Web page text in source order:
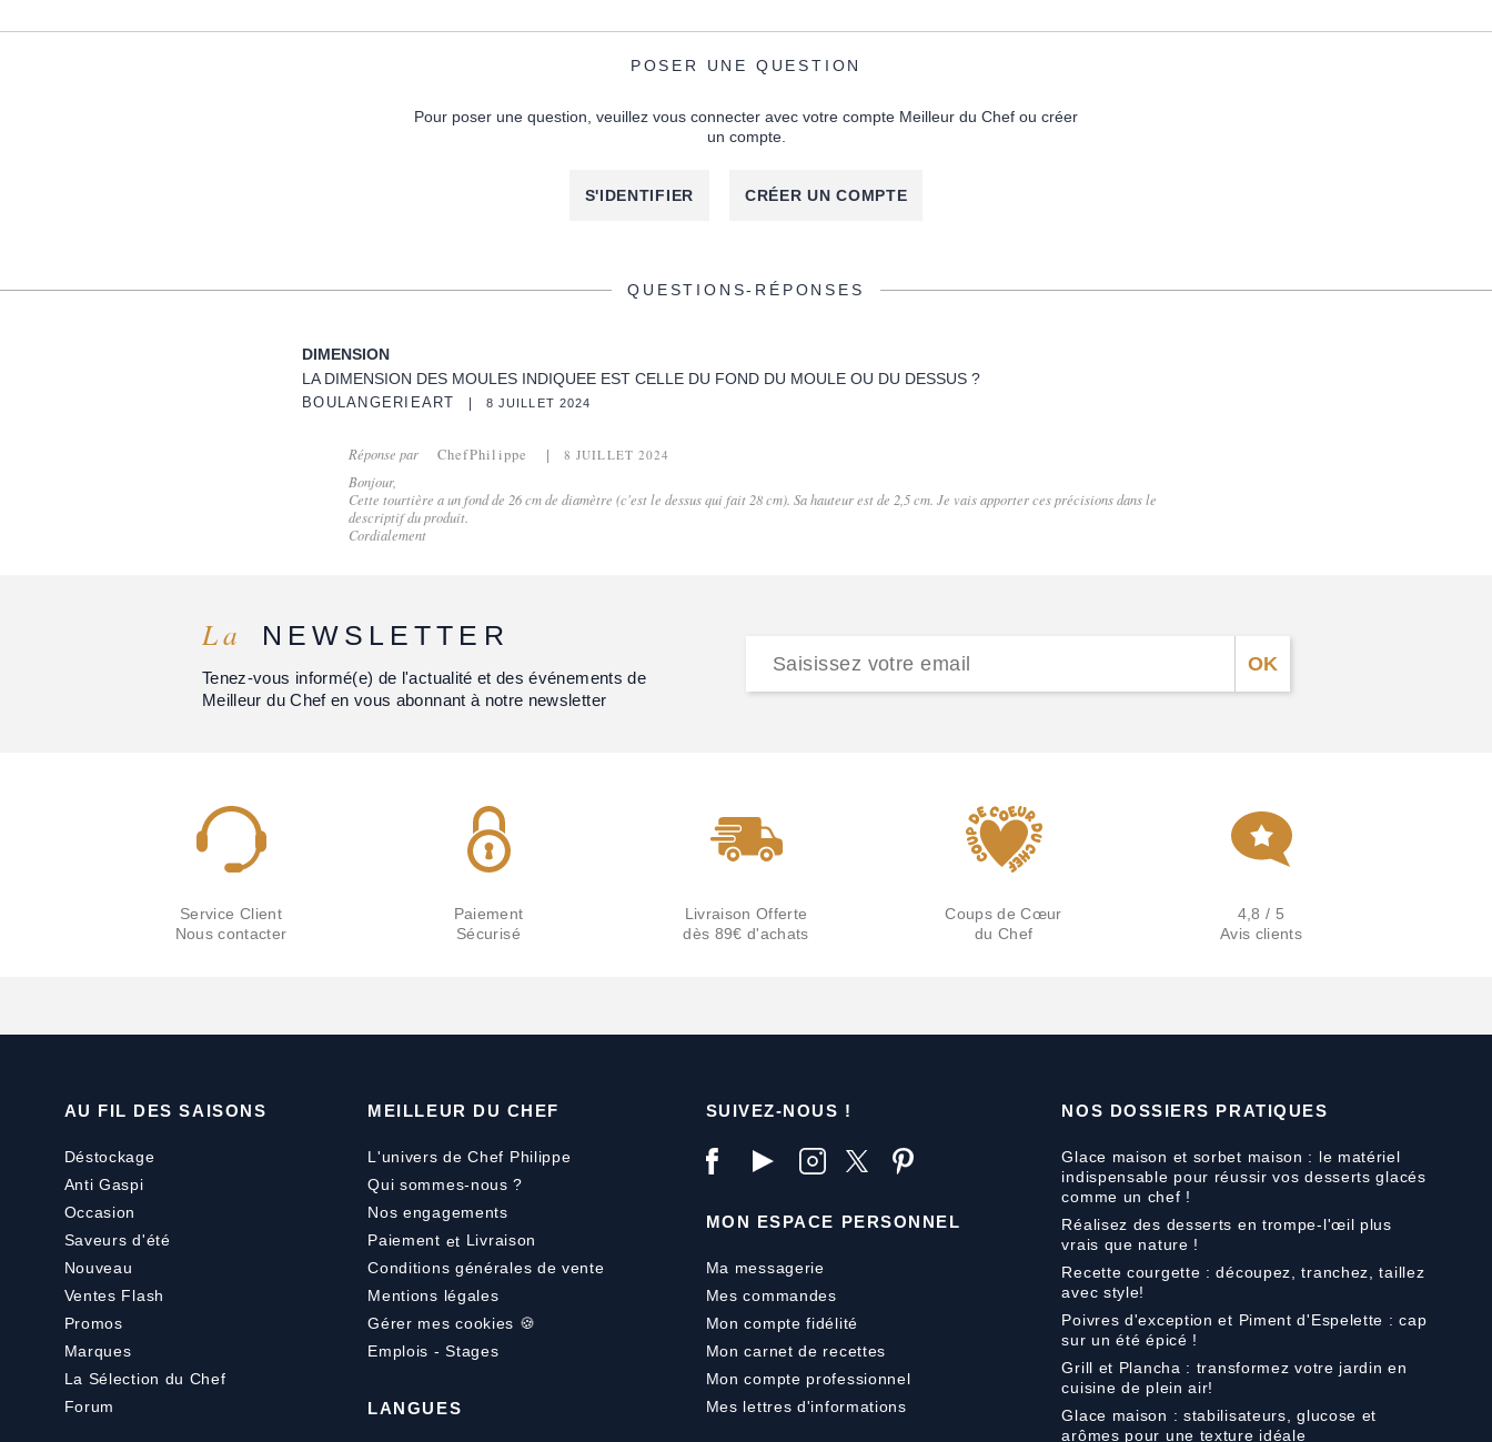
POSER UNE QUESTION
Pour poser une question, veuillez vous connecter avec votre compte Meilleur du Chef ou créer
un compte.
S'IDENTIFIER CRÉER UN COMPTE
QUESTIONS-RÉPONSES
DIMENSION
LA DIMENSION DES MOULES INDIQUEE EST CELLE DU FOND DU MOULE OU DU DESSUS ?
BOULANGERIEART 8 JUILLET 2024
Réponse par ChefPhilippe 8 JUILLET 2024
Bonjour,
Cette tourtière a un fond de 26 cm de diamètre (c'est le dessus qui fait 28 cm). Sa hauteur est de 2,5 cm. Je vais apporter ces précisions dans le
descriptif du produit.
Cordialement
La NEWSLETTER
Tenez-vous informé(e) de l'actualité et des événements de
Meilleur du Chef en vous abonnant à notre newsletter
Service Client
Nous contacter
Paiement
Sécurisé
Livraison Offerte
dès 89€ d'achats
Coups de Cœur
du Chef
4,8 / 5
Avis clients
AU FIL DES SAISONS
Déstockage
Anti Gaspi
Occasion
Saveurs d'été
Nouveau
Ventes Flash
Promos
Marques
La Sélection du Chef
Forum
MEILLEUR DU CHEF
L'univers de Chef Philippe
Qui sommes-nous ?
Nos engagements
Paiement et Livraison
Conditions générales de vente
Mentions légales
Gérer mes cookies 🍪
Emplois - Stages
LANGUES
SUIVEZ-NOUS !
MON ESPACE PERSONNEL
Ma messagerie
Mes commandes
Mon compte fidélité
Mon carnet de recettes
Mon compte professionnel
Mes lettres d'informations
NOS DOSSIERS PRATIQUES
Glace maison et sorbet maison : le matériel
indispensable pour réussir vos desserts glacés
comme un chef !
Réalisez des desserts en trompe-l'œil plus
vrais que nature !
Recette courgette : découpez, tranchez, taillez
avec style!
Poivres d'exception et Piment d'Espelette : cap
sur un été épicé !
Grill et Plancha : transformez votre jardin en
cuisine de plein air!
Glace maison : stabilisateurs, glucose et
arômes pour une texture idéale